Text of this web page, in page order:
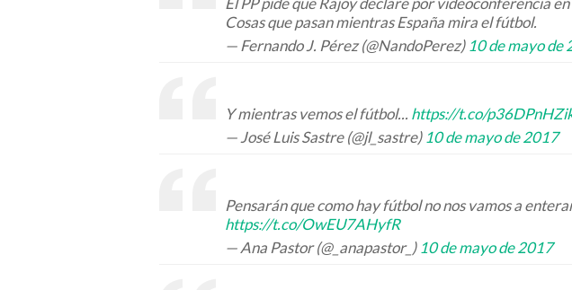
Cosas que pasan mientras España mira el fútbol.
— Fernando J. Pérez (@NandoPerez) 10 de mayo de
Y mientras vemos el fútbol... https://t.co/
— José Luis Sastre (@jl_sastre) 10 de mayo de 2017
Pensarán que como hay fútbol no nos vamos a
https://t.co/OwEU7AHyfR
— Ana Pastor (@_anapastor_) 10 de mayo de 2017